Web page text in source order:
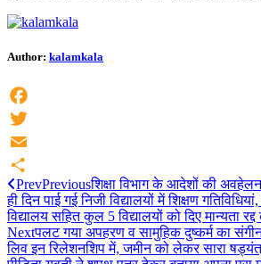
Author: kalamkala
Facebook
Twitter
Email
Share
PrevPreviousशिक्षा विभाग के आदेशों की
ही दिन पाई गई निजी विद्यालयों में शिक्षण
विद्यालय सहित कुल 5 विद्यालयों को दिए मान्यता
Nextपलट गया अपहरण व सामुहिक दुष्कर्म का
लिव इन रिलेशनशिप में, जमीन को लेकर सारा